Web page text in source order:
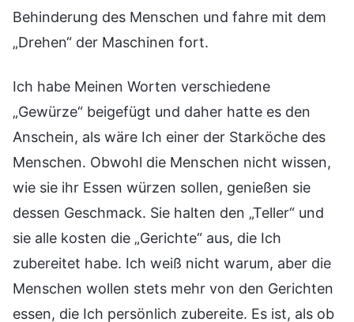
Behinderung des Menschen und fahre mit dem
„Drehen“ der Maschinen fort.
Ich habe Meinen Worten verschiedene
„Gewürze“ beigefügt und daher hatte es den
Anschein, als wäre Ich einer der Starköche des
Menschen. Obwohl die Menschen nicht wissen,
wie sie ihr Essen würzen sollen, genießen sie
dessen Geschmack. Sie halten den „Teller“ und
sie alle kosten die „Gerichte“ aus, die Ich
zubereitet habe. Ich weiß nicht warum, aber die
Menschen wollen stets mehr von den Gerichten
essen, die Ich persönlich zubereite. Es ist, als ob